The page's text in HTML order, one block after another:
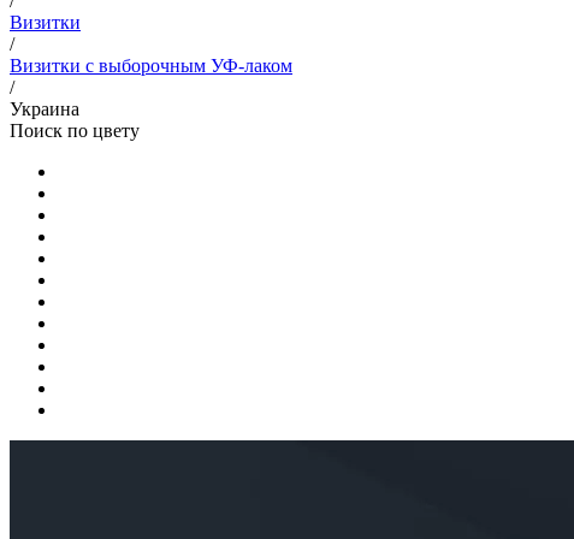
Визитки
/
Визитки с выборочным УФ-лаком
/
Украина
Поиск по цвету